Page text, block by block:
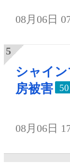
08月06日
シャイ
房被害
50
08月06日